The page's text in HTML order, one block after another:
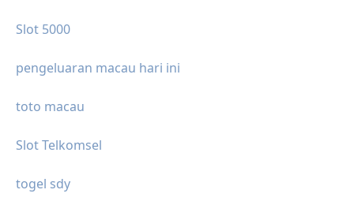
Slot 5000
pengeluaran macau hari ini
toto macau
Slot Telkomsel
togel sdy